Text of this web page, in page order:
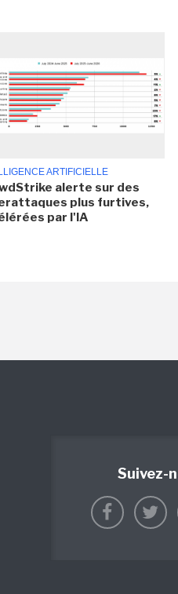
ARTIFICIELLE
alerte sur des
plus furtives,
par l'IA
Suivez-